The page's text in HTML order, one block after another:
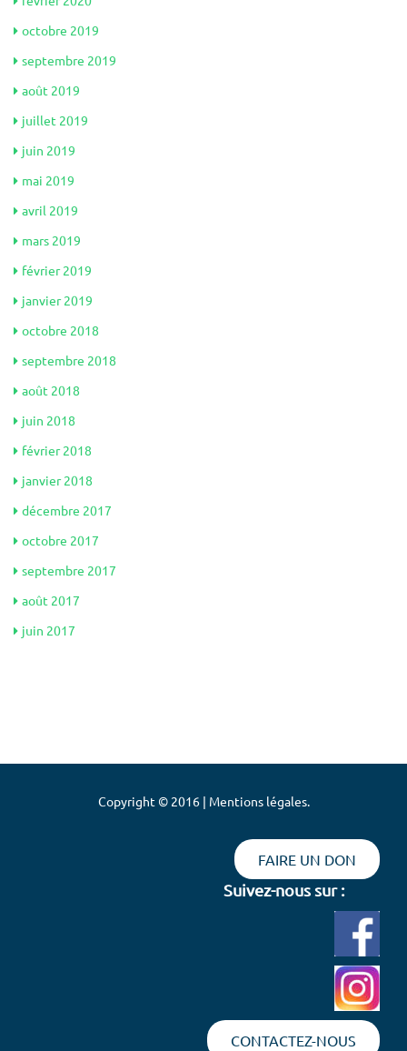
octobre 2019
septembre 2019
août 2019
juillet 2019
juin 2019
mai 2019
avril 2019
mars 2019
février 2019
janvier 2019
octobre 2018
septembre 2018
août 2018
juin 2018
février 2018
janvier 2018
décembre 2017
octobre 2017
septembre 2017
août 2017
juin 2017
Copyright © 2016 | Mentions légales.
FAIRE UN DON
Suivez-nous sur :
CONTACTEZ-NOUS